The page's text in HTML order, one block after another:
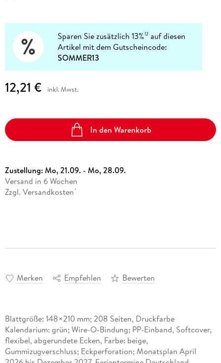
Sparen Sie zusätzlich 13%12 auf diesen
Artikel mit dem Gutscheincode:
SOMMER13
12,21 € inkl. Mwst.
In den Warenkorb
Zustellung:Mo, 21.09. - Mo, 28.09.
Versand in 6 Wochen
Zzgl. Versandkosten *
Merken Empfehlen Bewerten
Blattgröße: 148×210 mm; 208 Seiten, Druckfarbe
Kalendarium: grün; Wire-O-Bindung; PP-Einband, Softcover,
flexibel, abgerundete Ecken, Farbe: beige,
Gummizugverschluss; Eckperforation; Monatsplan April